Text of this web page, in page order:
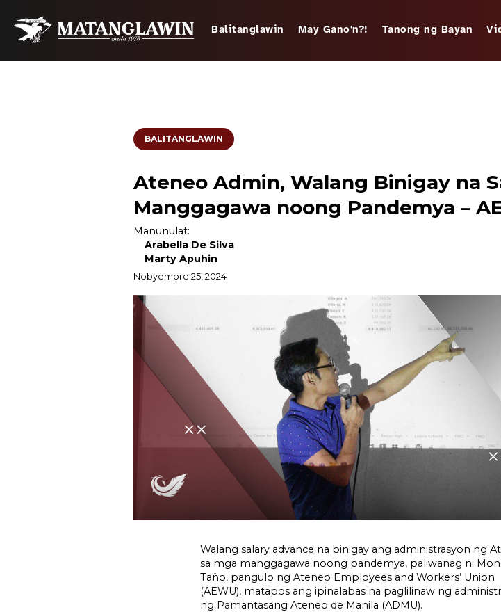
Balitanglawin May Gano'n?! Tanong ng Bayan
BALITANGLAWIN
Ateneo Admin, Walang Binigay na
Manggagawa noong Pandemya –
Manunulat:
Arabella De Silva
Marty Apuhin
Nobyembre 25, 2024
Walang salary advance na binigay ang administrasyon ng
sa mga manggagawa noong pandemya, paliwanag ni
Taño, pangulo ng Ateneo Employees and Workers’ Union
(AEWU), matapos ang ipinalabas na paglilinaw ng
ng Pamantasang Ateneo de Manila (ADMU).